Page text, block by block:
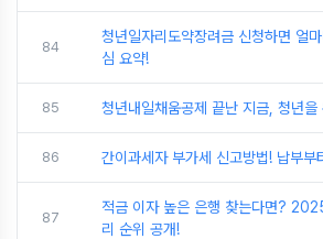
84
청년일자리도약장려금 신청하면 얼
심 요약!
85 청년내일채움공제 끝난 지금, 청년
86 간이과세자 부가세 신고방법! 납부부
87
적금 이자 높은 은행 찾는다면?
리 순위 공개!